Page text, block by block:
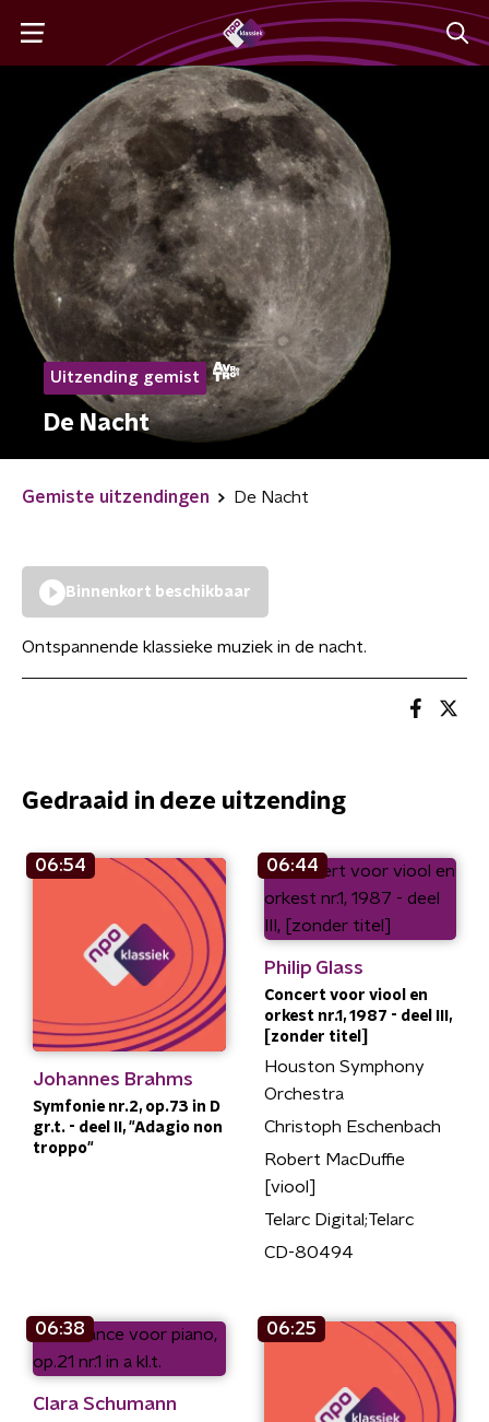
Uitzending gemist
De Nacht
Gemiste uitzendingen De Nacht
Binnenkort beschikbaar
Ontspannende klassieke muziek in de nacht.
Gedraaid in deze uitzending
06:54
Johannes Brahms
Symfonie nr.2, op.73 in D
gr.t. - deel II, "Adagio non
troppo"
06:44
Philip Glass
Concert voor viool en
orkest nr.1, 1987 - deel III,
[zonder titel]
Houston Symphony
Orchestra
Christoph Eschenbach
Robert MacDuffie
[viool]
Telarc Digital;Telarc
CD-80494
06:38
Clara Schumann
06:25